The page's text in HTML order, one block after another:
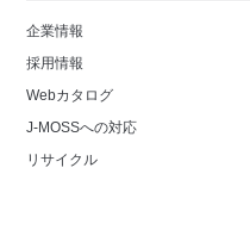
企業情報
採用情報
Webカタログ
J-MOSSへの対応
リサイクル